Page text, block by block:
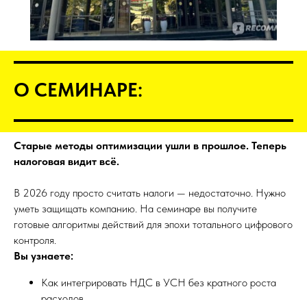
О СЕМИНАРЕ:
Старые методы оптимизации ушли в прошлое. Теперь
налоговая видит всё.
В 2026 году просто считать налоги — недостаточно. Нужно
уметь защищать компанию. На семинаре вы получите
готовые алгоритмы действий для эпохи тотального цифрового
контроля.
Вы узнаете:
Как интегрировать НДС в УСН без кратного роста